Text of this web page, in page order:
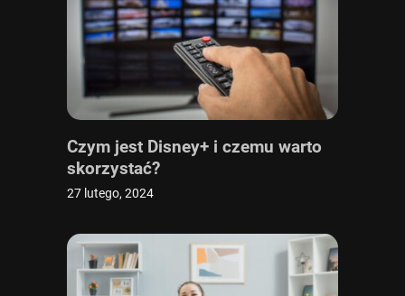
Czym jest Disney+ i czemu warto
skorzystać?
27 lutego, 2024